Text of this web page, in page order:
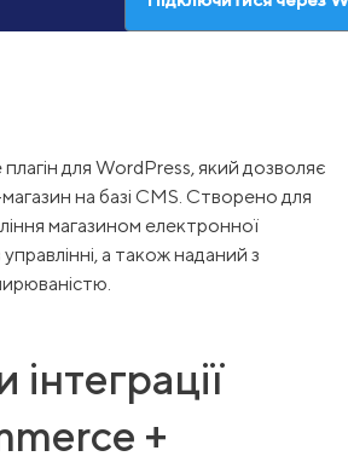
для WordPress, який дозволяє
на базі CMS. Створено для
магазином електронної
а також наданий з
+